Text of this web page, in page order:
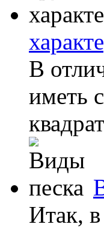
В
иметь
Итак,